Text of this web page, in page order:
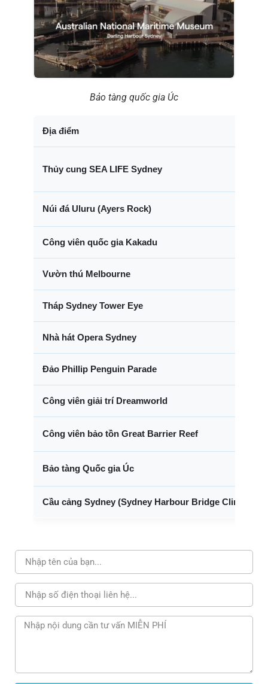
Bảo tàng quốc gia Úc
Địa điểm
Thủy cung SEA LIFE Sydney
Núi đá Uluru (Ayers Rock)
Công viên quốc gia Kakadu
Vườn thú Melbourne
Tháp Sydney Tower Eye
Nhà hát Opera Sydney
Đảo Phillip Penguin Parade
Công viên giải trí Dreamworld
Công viên bảo tồn Great Barrier Reef
Bảo tàng Quốc gia Úc
Cầu cảng Sydney (Sydney Harbour Bridge Climb)